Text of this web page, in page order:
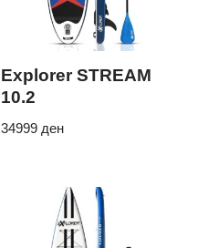
Explorer STREAM
10.2
34999 ден